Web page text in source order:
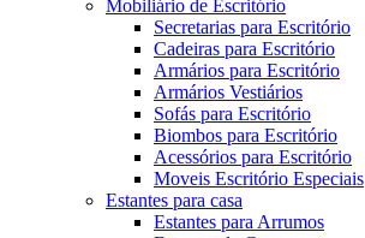
Mobiliário de Escritório
Secretarias para Escritório
Cadeiras para Escritório
Armários para Escritório
Armários Vestiários
Sofás para Escritório
Biombos para Escritório
Acessórios para Escritório
Moveis Escritório Especiais
Estantes para casa
Estantes para Arrumos